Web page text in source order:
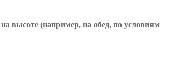
высоте (например, на обед, по условиям